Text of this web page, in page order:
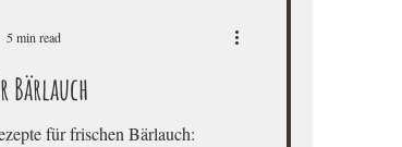
Bärlauch
für frischen Bärlauch:
5 min read